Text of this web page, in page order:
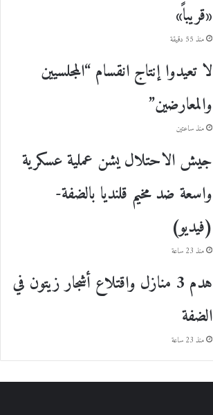
«قريباً»
منذ 55 دقيقة
لا تعيدوا إنتاج انقسام “المجلسيين
والمعارضين”
منذ ساعتين
جيش الاحتلال يشن عملية عسكرية
واسعة ضد مخيم قلنديا بالضفة-
(فيديو)
منذ 23 ساعة
هدم 3 منازل واقتلاع أشجار زيتون في
الضفة
منذ 23 ساعة